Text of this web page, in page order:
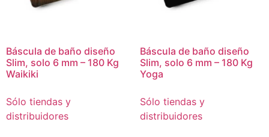
Báscula de baño diseño
Slim, solo 6 mm – 180 Kg
Waikiki
Sólo tiendas y
distribuidores
Báscula de baño diseño
Slim, solo 6 mm – 180 Kg
Yoga
Sólo tiendas y
distribuidores